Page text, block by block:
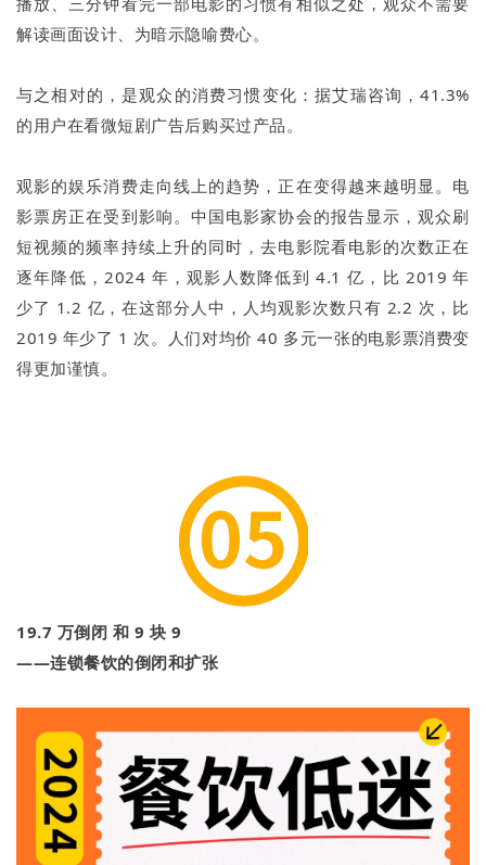
解读画面设计、为暗示隐喻费心。
与之相对的，是观众的消费习惯变化：据艾瑞咨询，41.3%
的用户在看微短剧广告后购买过产品。
观影的娱乐消费走向线上的趋势，正在变得越来越明显。电
影票房正在受到影响。中国电影家协会的报告显示，观众刷
短视频的频率持续上升的同时，去电影院看电影的次数正在
逐年降低，2024 年，观影人数降低到 4.1 亿，比 2019 年
少了 1.2 亿，在这部分人中，人均观影次数只有 2.2 次，比
2019 年少了 1 次。人们对均价 40 多元一张的电影票消费变
得更加谨慎。
19.7 万倒闭 和 9 块 9
——连锁餐饮的倒闭和扩张